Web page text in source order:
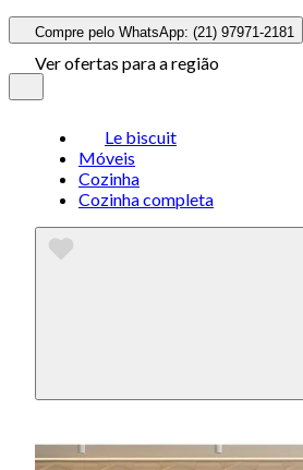
Compre pelo WhatsApp: (21) 97971-2181
Ver ofertas para a região
Le biscuit
Móveis
Cozinha
Cozinha completa